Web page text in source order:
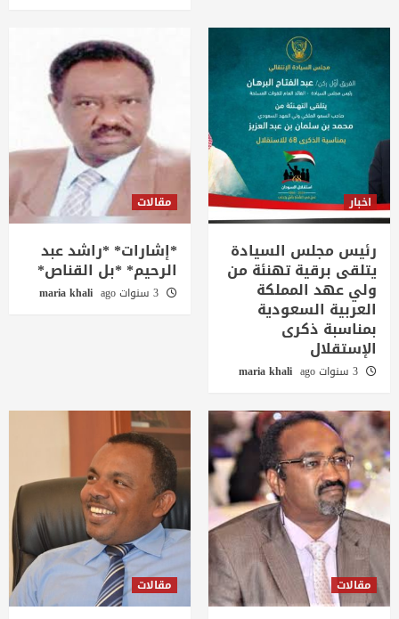
اخبار
رئيس مجلس السيادة
يتلقى برقية تهنئة من
ولي عهد المملكة
العربية السعودية
بمناسبة ذكرى
الإستقلال
3 سنوات ago maria khali
مقالات
*إشارات* *راشد عبد
الرحيم* *بل القناص*
3 سنوات ago maria khali
مقالات مقالات